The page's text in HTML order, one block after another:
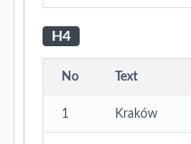
H4
No Text
1 Kraków